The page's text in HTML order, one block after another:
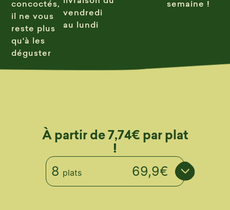
concoctés,
il ne vous
reste plus
qu'à les
déguster
vendredi
au lundi
semaine !
À partir de 7,74€ par plat
!
8 plats 69,9€